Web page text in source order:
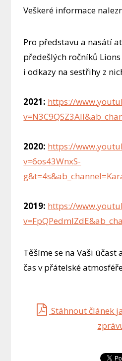
Veškeré informace
Pro představu a nasátí
předešlých ročníků
i odkazy na sestřihy z
2021: https://
2020: https://
v=6os43WnxS-
2019: https://
Těšíme se na Vaši účast
čas v přátelské
Stáhnout článek